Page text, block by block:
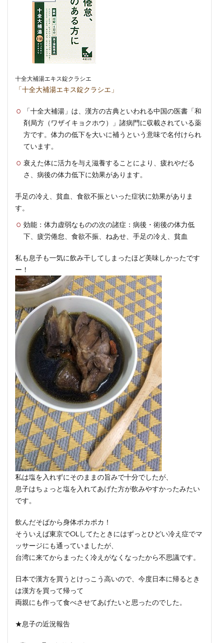
十全大補湯エキス錠クラシエ
「十全大補湯エキス錠クラシエ」
「十全大補湯」は、漢方の古典といわれる中国の医書「和
剤局方（ワザイキョクホウ）」諸病門に収載されている薬
方です。体力の低下を大いに補うという意味で名付けられ
ています。
衰えた体に活力を与え滋養することにより、疲れやだる
さ、病後の体力低下に効果があります。
手足の冷え、貧血、食欲不振といった症状に効果がありま
す。
効能：体力虚弱なものの次の諸症：病後・術後の体力低
下、疲労倦怠、食欲不振、ねあせ、手足の冷え、貧血
私も息子も一気に飲み干してしまったほど美味しかったです
ー！
私は塩を入れずにそのままの旨みで十分でしたが、
息子はちょっと塩を入れてあげた方が飲みやすかったみたい
です。
飲んだそばから身体ポカポカ！
そういえば東京でOLしてたときにはずっとひどい冷え症でマ
ッサージにも通っていましたが、
台湾に来てからまったく冷えがなくなったから不思議です。
日本で漢方を買うとけっこう高いので、今度日本に帰るとき
は漢方を買って帰って
両親にも作って食べさせてあげたいと思ったのでした。
★息子の近況報告